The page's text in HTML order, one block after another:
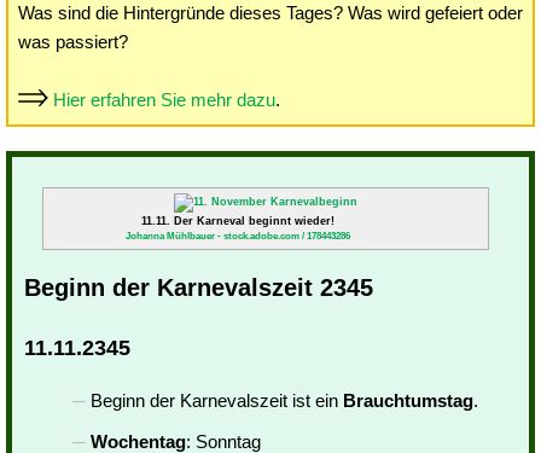
Was sind die Hintergründe dieses Tages? Was wird gefeiert oder
was passiert?
Hier erfahren Sie mehr dazu.
11.11. Der Karneval beginnt wieder!
Johanna Mühlbauer - stock.adobe.com / 178443286
Beginn der Karnevalszeit 2345
11.11.2345
Beginn der Karnevalszeit ist ein Brauchtumstag.
Wochentag: Sonntag